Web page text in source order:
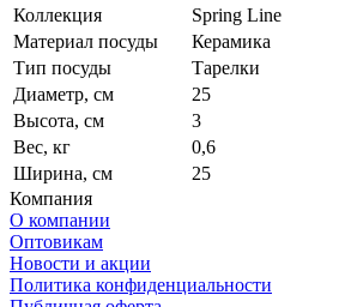
Коллекция
Spring Line
Материал посуды
Керамика
Тип посуды
Тарелки
Диаметр, см
25
Высота, см
3
Вес, кг
0,6
Ширина, см
25
Компания
О компании
Оптовикам
Новости и акции
Политика конфиденциальности